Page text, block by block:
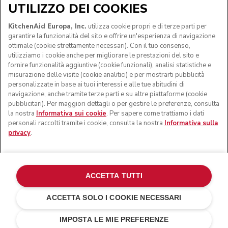
SEGUICI
Uniti e altrove.
Gestisci cookies
Informativa sulla privacy
Informativa sui cookie
In altri paesi
UTILIZZO DEI COOKIES
KitchenAid Europa, Inc. utilizza cookie propri e di terze parti per
garantire la funzionalità del sito e offrire un'esperienza di navigazione
ottimale (cookie strettamente necessari). Con il tuo consenso,
utilizziamo i cookie anche per migliorare le prestazioni del sito e
fornire funzionalità aggiuntive (cookie funzionali), analisi statistiche e
misurazione delle visite (cookie analitici) e per mostrarti pubblicità
personalizzate in base ai tuoi interessi e alle tue abitudini di
navigazione, anche tramite terze parti e su altre piattaforme (cookie
pubblicitari). Per maggiori dettagli o per gestire le preferenze, consulta
la nostra Informativa sui cookie. Per sapere come trattiamo i dati
personali raccolti tramite i cookie, consulta la nostra Informativa sulla
privacy.
IMPOSTA LE MIE PREFERENZE
ACCETTA SOLO I COOKIE NECESSARI
ACCETTA TUTTI